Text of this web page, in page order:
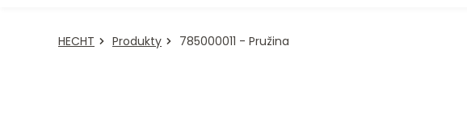
HECHT Produkty 785000011 - Pružina